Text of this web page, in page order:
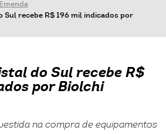
Emenda
Sul recebe R$ 196 mil indicados por
do Sul recebe R$
por Biolchi
na compra de equipamentos